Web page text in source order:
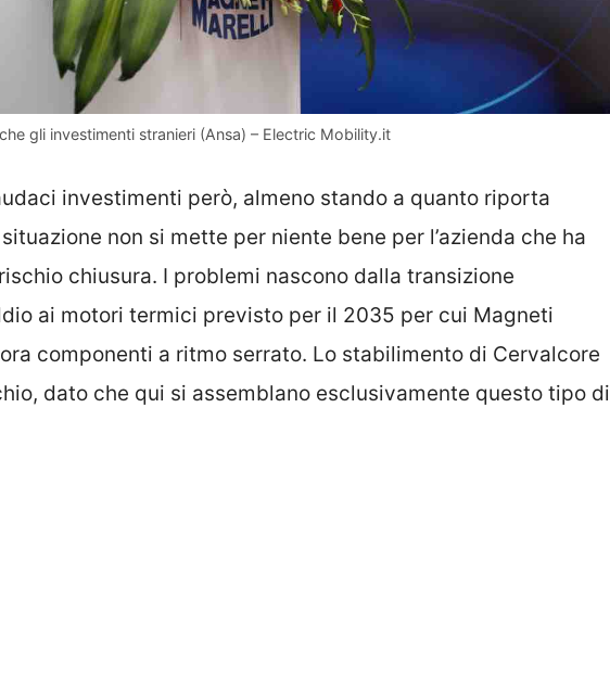
gli investimenti stranieri (Ansa) – Electric Mobility.it
investimenti però, almeno stando a quanto riporta
situazione non si mette per niente bene per l’azienda che ha
chiusura. I problemi nascono dalla transizione
ai motori termici previsto per il 2035 per cui Magneti
componenti a ritmo serrato. Lo stabilimento di Cervalcore
dato che qui si assemblano esclusivamente questo tipo di